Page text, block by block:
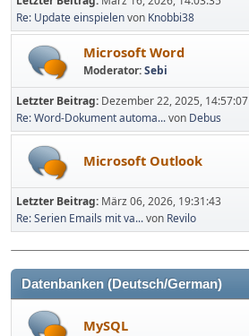
Re: Update einspielenvon Knobbi38
Microsoft Word
Moderator:Sebi
Letzter Beitrag: Dezember 22, 2025, 14:57:07
Re: Word-Dokument automa...von Debus
Microsoft Outlook
Letzter Beitrag: März 06, 2026, 19:31:43
Re: Serien Emails mit va...von Revilo
Datenbanken (Deutsch/German)
MySQL